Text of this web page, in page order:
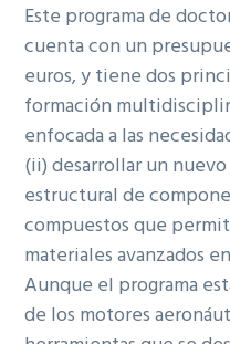
Este programa de
cuenta con un
euros, y tiene dos
formación
enfocada a las
(ii) desarrollar un
estructural de
compuestos que
materiales avanzados
Aunque el programa
de los motores